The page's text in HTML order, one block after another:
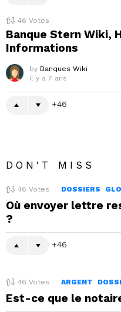
46 Votes
Banque Stern Wiki,
Informations
by Banques Wiki
il y a 7 ans
46
DON'T MISS
46 Votes DOSSIERS
Où envoyer lettre
?
46
46 Votes ARGENT
Est-ce que le